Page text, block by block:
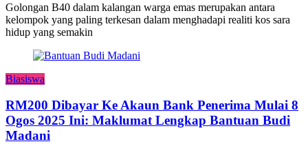
Golongan B40 dalam kalangan warga emas merupakan antara
kelompok yang paling terkesan dalam menghadapi realiti kos sara
hidup yang semakin
Biasiswa
RM200 Dibayar Ke Akaun Bank Penerima Mulai 8
Ogos 2025 Ini: Maklumat Lengkap Bantuan Budi
Madani